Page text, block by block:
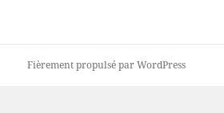
Fièrement propulsé par WordPress